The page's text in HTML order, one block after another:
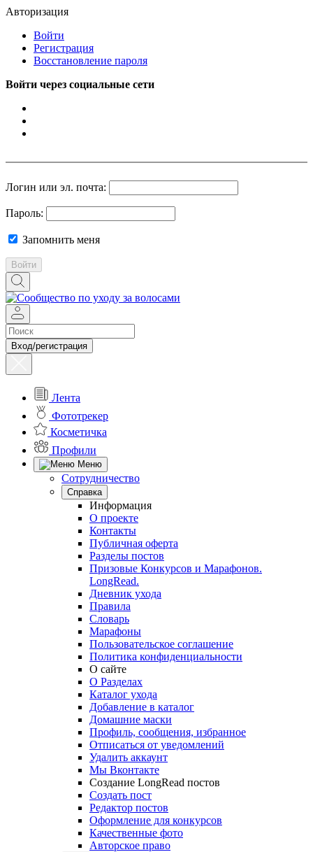
Авторизация
Войти
Регистрация
Восстановление пароля
Войти через социальные сети
Логин или эл. почта:
Пароль:
Запомнить меня
Войти
Вход/регистрация
Лента
Фототрекер
Косметичка
Профили
Меню
Сотрудничество
Справка
Информация
О проекте
Контакты
Публичная оферта
Разделы постов
Призовые Конкурсов и Марафонов.
LongRead.
Дневник ухода
Правила
Словарь
Марафоны
Пользовательское соглашение
Политика конфиденциальности
О сайте
О Разделах
Каталог ухода
Добавление в каталог
Домашние маски
Профиль, сообщения, избранное
Отписаться от уведомлений
Удалить аккаунт
Мы Вконтакте
Создание LongRead постов
Создать пост
Редактор постов
Оформление для конкурсов
Качественные фото
Авторское право